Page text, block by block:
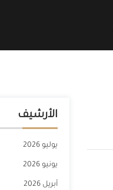
الأرشيف
يوليو 2026
يونيو 2026
أبريل 2026